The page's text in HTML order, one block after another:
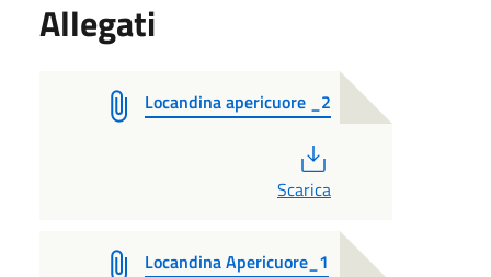
Allegati
Locandina apericuore _2
Scarica
Locandina Apericuore_1